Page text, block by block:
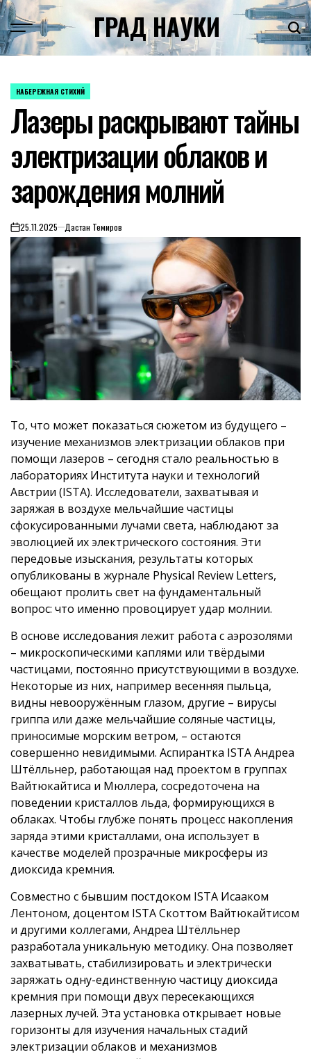
Skip
to
content
ГРАД НАУКИ
POSTED
НАБЕРЕЖНАЯ СТИХИЙ
Лазеры раскрывают тайны
электризации облаков и
зарождения молний
on25.11.2025 Дастан Темиров
То, что может показаться сюжетом из будущего –
изучение механизмов электризации облаков при
помощи лазеров – сегодня стало реальностью в
лабораториях Института науки и технологий
Австрии (ISTA). Исследователи, захватывая и
заряжая в воздухе мельчайшие частицы
сфокусированными лучами света, наблюдают за
эволюцией их электрического состояния. Эти
передовые изыскания, результаты которых
опубликованы в журнале Physical Review Letters,
обещают пролить свет на фундаментальный
вопрос: что именно провоцирует удар молнии.
В основе исследования лежит работа с аэрозолями
– микроскопическими каплями или твёрдыми
частицами, постоянно присутствующими в воздухе.
Некоторые из них, например весенняя пыльца,
видны невооружённым глазом, другие – вирусы
гриппа или даже мельчайшие соляные частицы,
приносимые морским ветром, – остаются
совершенно невидимыми. Аспирантка ISTA Андреа
Штёлльнер, работающая над проектом в группах
Вайтюкайтиса и Мюллера, сосредоточена на
поведении кристаллов льда, формирующихся в
облаках. Чтобы глубже понять процесс накопления
заряда этими кристаллами, она использует в
качестве моделей прозрачные микросферы из
диоксида кремния.
Совместно с бывшим постдоком ISTA Исааком
Лентоном, доцентом ISTA Скоттом Вайтюкайтисом
и другими коллегами, Андреа Штёлльнер
разработала уникальную методику. Она позволяет
захватывать, стабилизировать и электрически
заряжать одну-единственную частицу диоксида
кремния при помощи двух пересекающихся
лазерных лучей. Эта установка открывает новые
горизонты для изучения начальных стадий
электризации облаков и механизмов